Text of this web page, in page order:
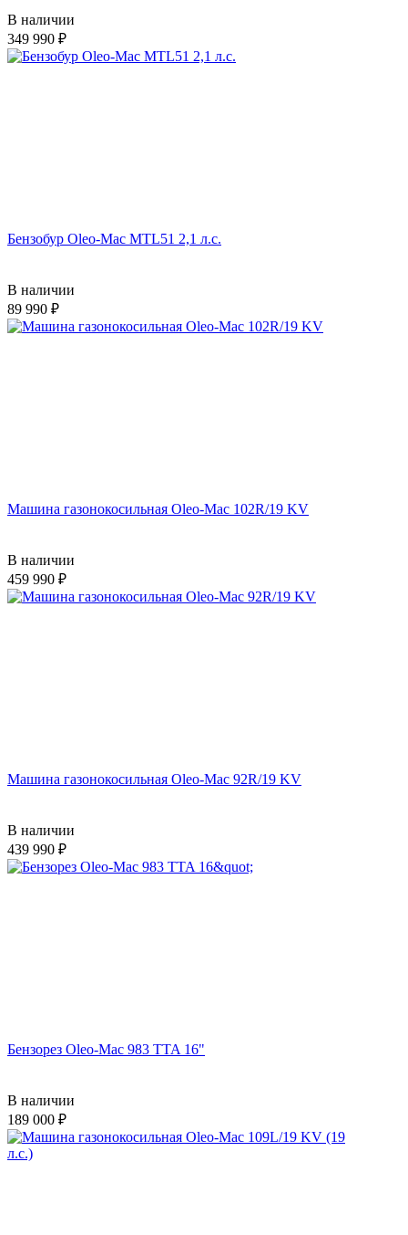
В наличии
349 990
Бензобур Oleo-Mac MTL51 2,1 л.с.
В наличии
89 990
Машина газонокосильная Oleo-Mac 102R/19 KV
В наличии
459 990
Машина газонокосильная Oleo-Mac 92R/19 KV
В наличии
439 990
Бензорез Oleo-Mac 983 TTA 16"
В наличии
189 000